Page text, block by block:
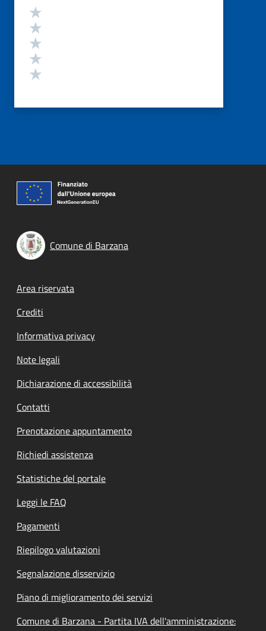
Valutazione
Comune di Barzana
Footer menu
Area riservata
Crediti
Informativa privacy
Note legali
Dichiarazione di accessibilità
Contatti
Prenotazione appuntamento
Richiedi assistenza
Statistiche del portale
Leggi le FAQ
Pagamenti
Riepilogo valutazioni
Segnalazione disservizio
Piano di miglioramento dei servizi
Comune di Barzana - Partita IVA dell'amministrazione: